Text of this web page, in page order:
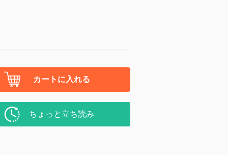
カートに入れる
ちょっと立ち読み